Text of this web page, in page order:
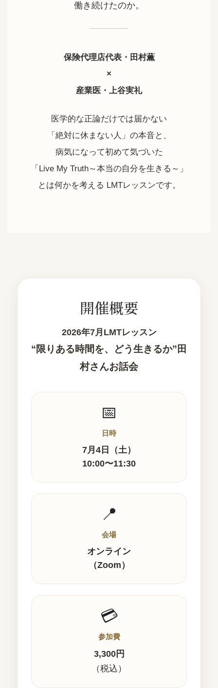
働き続けたのか。
保険代理店代表・田村薫
×
産業医・上谷実礼
医学的な正論だけでは届かない
「絶対に休まない人」の本音と、
病気になって初めて気づいた
「Live My Truth～本当の自分を生きる～」
とは何かを考える LMTレッスンです。
開催概要
2026年7月LMTレッスン
“限りある時間を、どう生きるか”田
村さんお話会
📅
日時
7月4日（土）
10:00〜11:30
📍
会場
オンライン
（Zoom）
💳
参加費
3,300円
（税込）